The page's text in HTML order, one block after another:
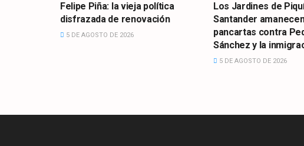
Felipe Piña: la vieja política
disfrazada de renovación
5 DE AGOSTO DE 2026
Los Jardines de
Santander
pancartas contra
Sánchez y la
5 DE AGOSTO DE 2026